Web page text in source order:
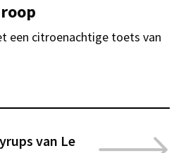
een citroenachtige toets van
van Le